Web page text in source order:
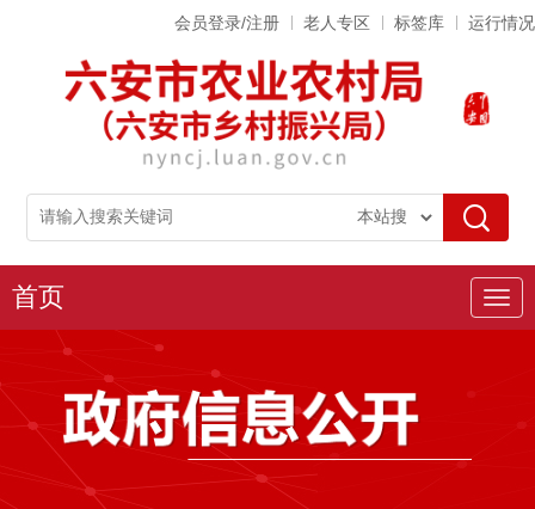
会员登录/注册 老人专区 标签库 运行情况
导
航
首页